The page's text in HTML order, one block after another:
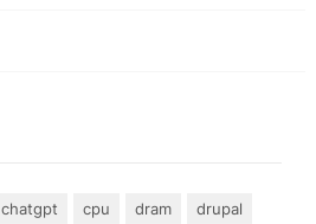
chatgpt cpu dram
drupal